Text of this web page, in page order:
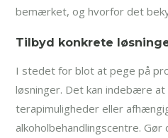
bemærket, og hvorfor det
Tilbyd konkrete
I stedet for blot at pege på
løsninger. Det kan indebære
terapimuligheder eller
alkoholbehandlingscentre.